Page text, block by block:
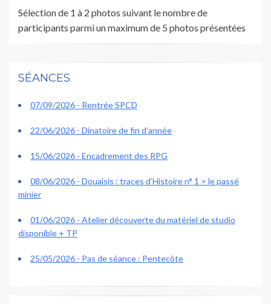
Sélection de 1 à 2 photos suivant le nombre de
participants parmi un maximum de 5 photos présentées
SÉANCES
07/09/2026 - Rentrée SPCD
22/06/2026 - Dinatoire de fin d’année
15/06/2026 - Encadrement des RPG
08/06/2026 - Douaisis : traces d’Histoire n° 1 > le passé
minier
01/06/2026 - Atelier découverte du matériel de studio
disponible + TP
25/05/2026 - Pas de séance : Pentecôte